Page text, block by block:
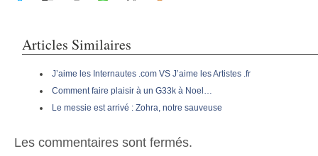
Articles Similaires
J’aime les Internautes .com VS J’aime les Artistes .fr
Comment faire plaisir à un G33k à Noel…
Le messie est arrivé : Zohra, notre sauveuse
Les commentaires sont fermés.